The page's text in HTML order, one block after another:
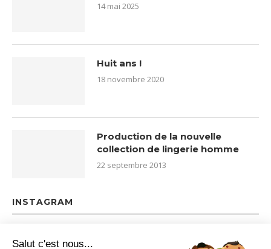
14 mai 2025
Huit ans !
18 novembre 2020
Production de la nouvelle
collection de lingerie homme
22 septembre 2013
INSTAGRAM
Salut c'est nous...